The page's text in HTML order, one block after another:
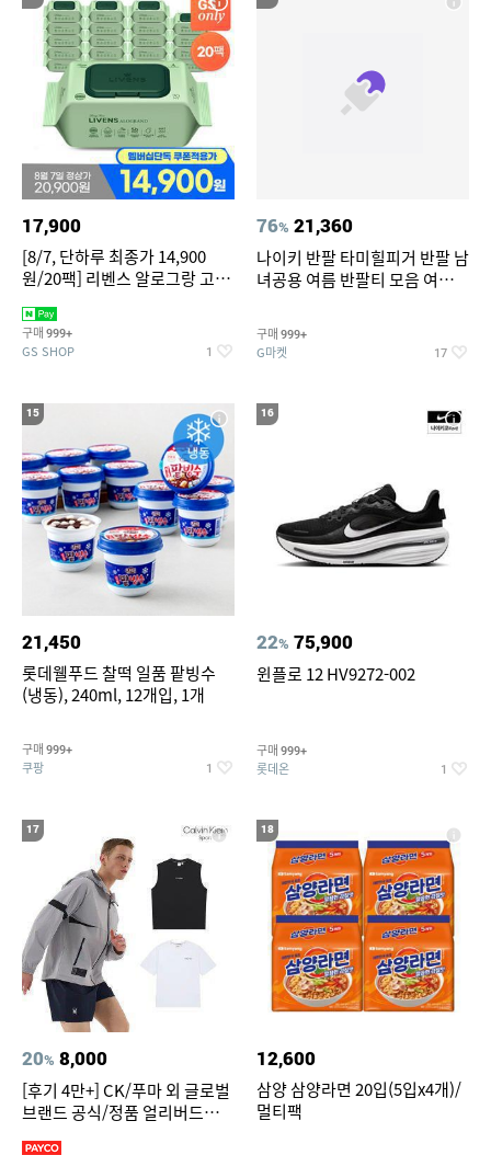
17,900
[8/7, 단하루 최종가 14,900
원/20팩] 리벤스 알로그랑 고평
구매 999+
GS SHOP 1
76% 21,360
나이키 반팔 타미힐피거 반팔 남
녀공용 여름 반팔티 모음 여름
구매 999+
G마켓 17
15
21,450
롯데웰푸드 찰떡 일품 팥빙수
(냉동), 240ml, 12개입, 1개
구매 999+
쿠팡 1
16
22% 75,900
윈플로 12 HV9272-002
구매 999+
롯데온 1
17
20% 8,000
[후기 4만+] CK/푸마 외 글로벌
브랜드 공식/정품 얼리버드
18
12,600
삼양 삼양라면 20입(5입x4개)/
멀티팩